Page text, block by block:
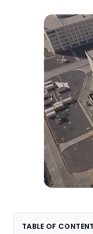
TABLE OF